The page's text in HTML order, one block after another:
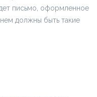
письмо, оформленное
должны быть такие